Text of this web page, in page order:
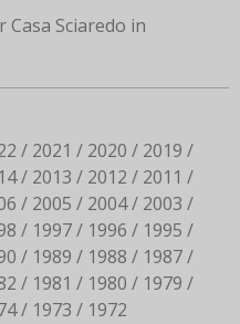
Casa Sciaredo in
2021 2020
2019
2013 2012
2011
2005 2004
2003
1997 1996
1995
1989 1988
1987
1981 1980
1979
1973 1972